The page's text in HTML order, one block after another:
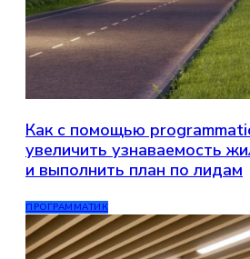
Как с помощью
увеличить узнаваемость
и выполнить план по лидам
ПРОГРАММАТИК